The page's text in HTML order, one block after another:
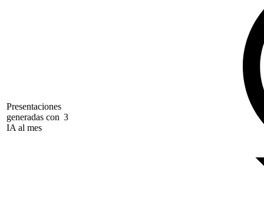
Presentaciones
generadas con
IA al mes
3